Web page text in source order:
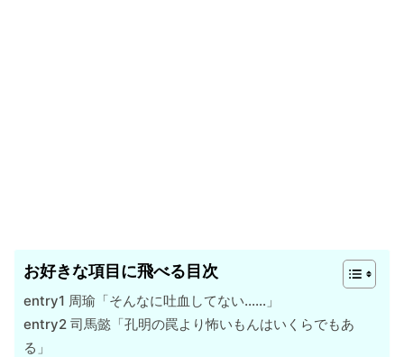
お好きな項目に飛べる目次
entry1 周瑜「そんなに吐血してない……」
entry2 司馬懿「孔明の罠より怖いもんはいくらでもあ
る」